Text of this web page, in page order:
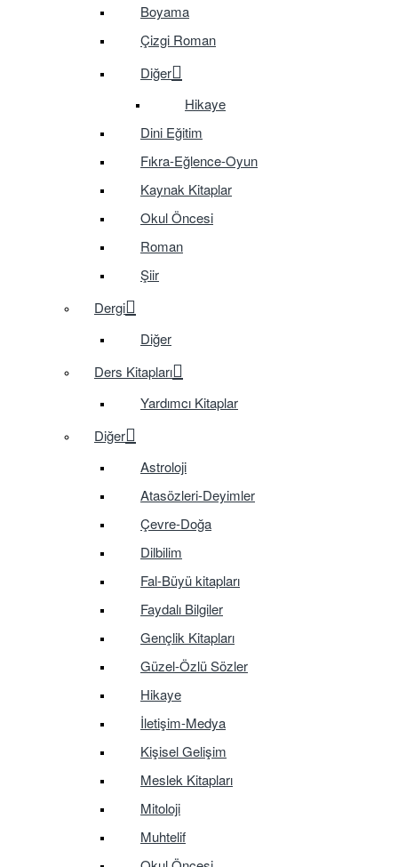
Boyama
Çizgi Roman
Diğer
Hikaye
Dini Eğitim
Fıkra-Eğlence-Oyun
Kaynak Kitaplar
Okul Öncesi
Roman
Şiir
Dergi
Diğer
Ders Kitapları
Yardımcı Kitaplar
Diğer
Astroloji
Atasözleri-Deyimler
Çevre-Doğa
Dilbilim
Fal-Büyü kitapları
Faydalı Bilgiler
Gençlik Kitapları
Güzel-Özlü Sözler
Hikaye
İletişim-Medya
Kişisel Gelişim
Meslek Kitapları
Mitoloji
Muhtelif